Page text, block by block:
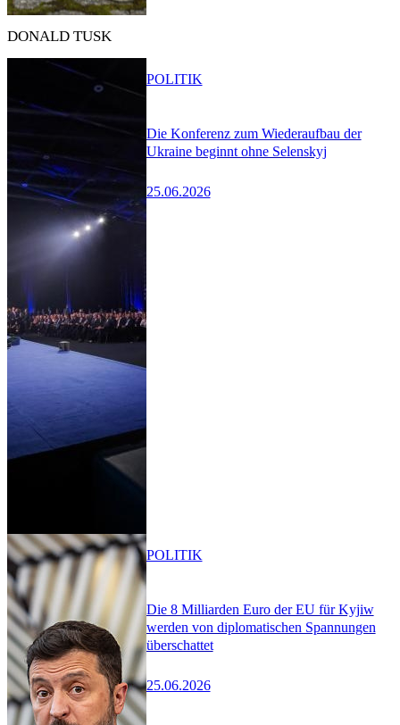
DONALD TUSK
Die Konferenz zum Wiederaufbau der
Ukraine beginnt ohne Selenskyj
25.06.2026
POLITIK
Die 8 Milliarden Euro der EU für Kyjiw
werden von diplomatischen Spannungen
überschattet
25.06.2026
POLITIK